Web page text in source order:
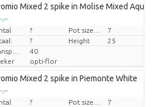
Mixed 2 spike in Molise Mixed Aquo
-,--
per stuk
?
7
? Height
25
40
opti-flor
Mixed 2 spike in Piemonte White
-,--
per stuk
?
7